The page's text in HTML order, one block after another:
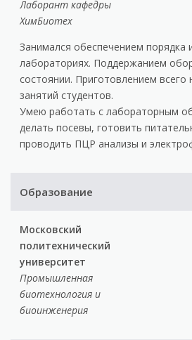
Лаборант кафедры
ХимБиотех
Занимался обеспечением порядка
лабораториях. Поддержанием
состоянии. Приготовлением всего
занятий студентов.
Умею работать с лабораторным
делать посевы, готовить
проводить ПЦР анализы и
Образование
Московский
политехнический
университет
Промышленная
биотехнология и
биоинженерия